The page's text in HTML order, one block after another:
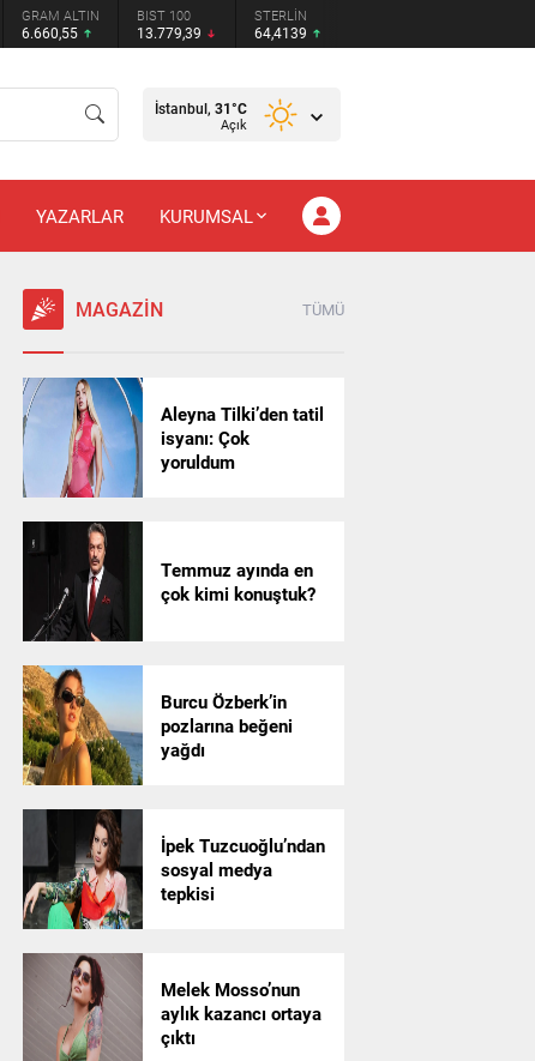
GRAM ALTIN
6.660,55
BIST 100
13.779,39
STERLİN
64,4139
İstanbul, 31°C
Açık
YAZARLAR KURUMSAL
MAGAZİN TÜMÜ
Aleyna Tilki’den tatil
isyanı: Çok
yoruldum
Temmuz ayında en
çok kimi konuştuk?
Burcu Özberk’in
pozlarına beğeni
yağdı
İpek Tuzcuoğlu’ndan
sosyal medya
tepkisi
Melek Mosso’nun
aylık kazancı ortaya
çıktı